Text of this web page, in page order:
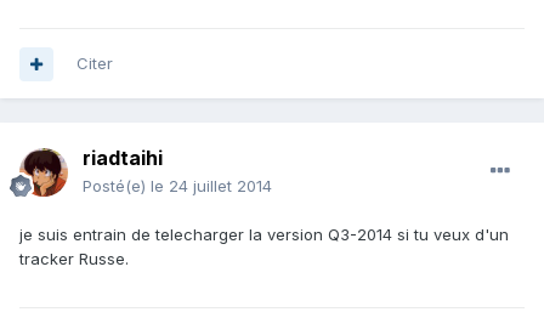
Citer
riadtaihi
Posté(e) le 24 juillet 2014
je suis entrain de telecharger la version Q3-2014 si tu veux d'un
tracker Russe.